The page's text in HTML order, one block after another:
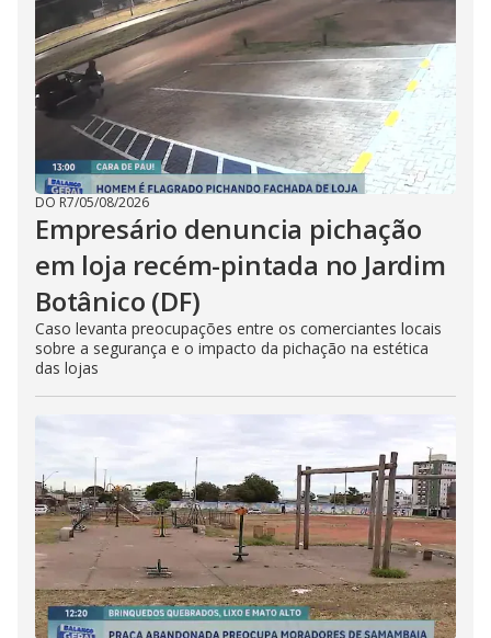
DO R7/05/08/2026
Empresário denuncia pichação
em loja recém-pintada no Jardim
Botânico (DF)
Caso levanta preocupações entre os comerciantes locais
sobre a segurança e o impacto da pichação na estética
das lojas